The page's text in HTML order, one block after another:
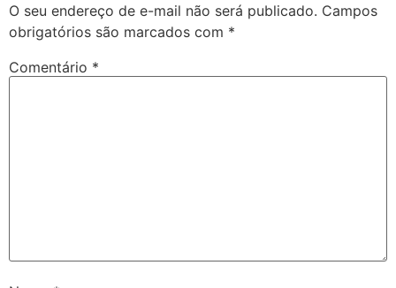
O seu endereço de e-mail não será publicado. Campos
obrigatórios são marcados com *
Comentário *